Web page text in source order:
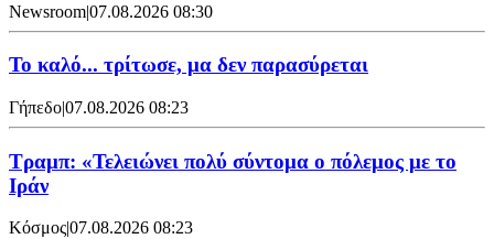
Newsroom|07.08.2026 08:30
Το καλό... τρίτωσε, μα δεν παρασύρεται
Γήπεδο|07.08.2026 08:23
Τραμπ: «Τελειώνει πολύ σύντομα ο πόλεμος με το
Ιράν
Κόσμος|07.08.2026 08:23